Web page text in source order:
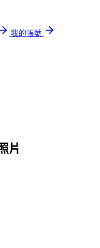
我的帳號
片